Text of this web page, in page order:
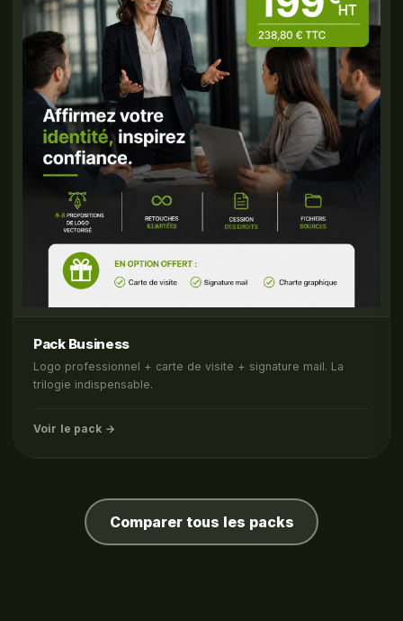
Pack Business
Logo professionnel + carte de visite + signature mail. La
trilogie indispensable.
Voir le pack →
Comparer tous les packs